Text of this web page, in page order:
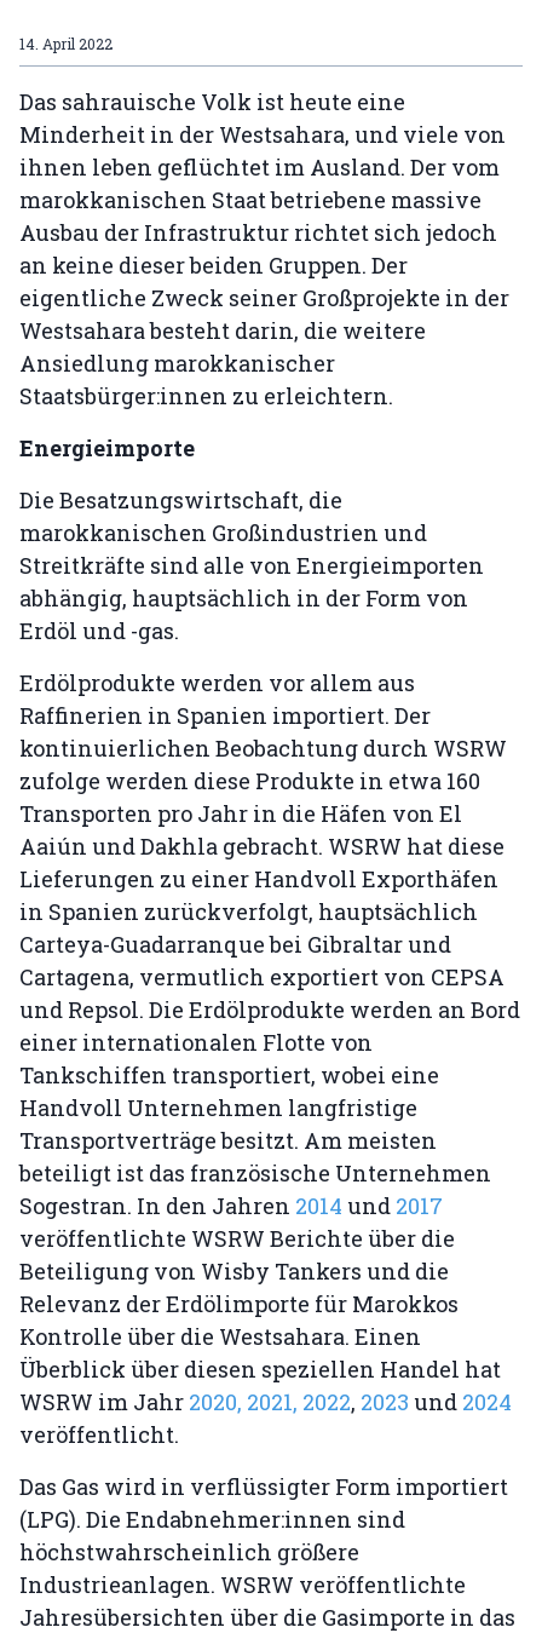
14. April 2022
Das sahrauische Volk ist heute eine
Minderheit in der Westsahara, und viele von
ihnen leben geflüchtet im Ausland. Der vom
marokkanischen Staat betriebene massive
Ausbau der Infrastruktur richtet sich jedoch
an keine dieser beiden Gruppen. Der
eigentliche Zweck seiner Großprojekte in der
Westsahara besteht darin, die weitere
Ansiedlung marokkanischer
Staatsbürger:innen zu erleichtern.
Energieimporte
Die Besatzungswirtschaft, die
marokkanischen Großindustrien und
Streitkräfte sind alle von Energieimporten
abhängig, hauptsächlich in der Form von
Erdöl und -gas.
Erdölprodukte werden vor allem aus
Raffinerien in Spanien importiert. Der
kontinuierlichen Beobachtung durch WSRW
zufolge werden diese Produkte in etwa 160
Transporten pro Jahr in die Häfen von El
Aaiún und Dakhla gebracht. WSRW hat diese
Lieferungen zu einer Handvoll Exporthäfen
in Spanien zurückverfolgt, hauptsächlich
Carteya-Guadarranque bei Gibraltar und
Cartagena, vermutlich exportiert von CEPSA
und Repsol. Die Erdölprodukte werden an Bord
einer internationalen Flotte von
Tankschiffen transportiert, wobei eine
Handvoll Unternehmen langfristige
Transportverträge besitzt. Am meisten
beteiligt ist das französische Unternehmen
Sogestran. In den Jahren 2014 und 2017
veröffentlichte WSRW Berichte über die
Beteiligung von Wisby Tankers und die
Relevanz der Erdölimporte für Marokkos
Kontrolle über die Westsahara. Einen
Überblick über diesen speziellen Handel hat
WSRW im Jahr 2020, 2021, 2022, 2023 und 2024
veröffentlicht.
Das Gas wird in verflüssigter Form importiert
(LPG). Die Endabnehmer:innen sind
höchstwahrscheinlich größere
Industrieanlagen. WSRW veröffentlichte
Jahresübersichten über die Gasimporte in das